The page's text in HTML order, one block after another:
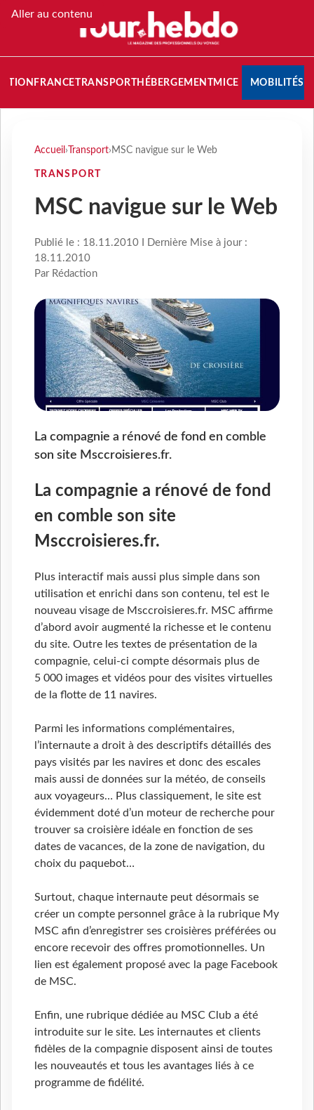
Aller au contenu
FRANCETRANSPORT HÉBERGEMENTMICE MOBILITÉS
Accueil › Transport› MSC navigue sur le Web
TRANSPORT
MSC navigue sur le Web
Publié le : 18.11.2010 I Dernière Mise à jour :
18.11.2010
Par Rédaction
La compagnie a rénové de fond en comble
son site Msccroisieres.fr.
La compagnie a rénové de fond
en comble son site
Msccroisieres.fr.
Plus interactif mais aussi plus simple dans son
utilisation et enrichi dans son contenu, tel est le
nouveau visage de Msccroisieres.fr. MSC affirme
d’abord avoir augmenté la richesse et le contenu
du site. Outre les textes de présentation de la
compagnie, celui-ci compte désormais plus de
5 000 images et vidéos pour des visites virtuelles
de la flotte de 11 navires.
Parmi les informations complémentaires,
l’internaute a droit à des descriptifs détaillés des
pays visités par les navires et donc des escales
mais aussi de données sur la météo, de conseils
aux voyageurs… Plus classiquement, le site est
évidemment doté d’un moteur de recherche pour
trouver sa croisière idéale en fonction de ses
dates de vacances, de la zone de navigation, du
choix du paquebot…
Surtout, chaque internaute peut désormais se
créer un compte personnel grâce à la rubrique My
MSC afin d’enregistrer ses croisières préférées ou
encore recevoir des offres promotionnelles. Un
lien est également proposé avec la page Facebook
de MSC.
Enfin, une rubrique dédiée au MSC Club a été
introduite sur le site. Les internautes et clients
fidèles de la compagnie disposent ainsi de toutes
les nouveautés et tous les avantages liés à ce
programme de fidélité.